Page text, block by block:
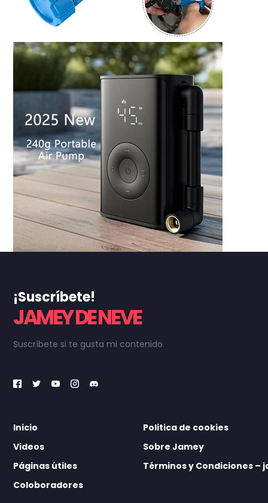
¡Suscríbete!
JAMEY DE NEVE
Suscríbete si te gusta mi contenido.
Inicio
Videos
Páginas útiles
Coloboradores
Politica de cookies
Sobre Jamey
Términos y Condiciones –